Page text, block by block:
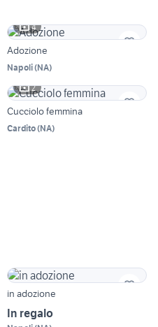
4
Adozione
Napoli(NA)
2
Cucciolo femmina
Cardito(NA)
in adozione
In regalo